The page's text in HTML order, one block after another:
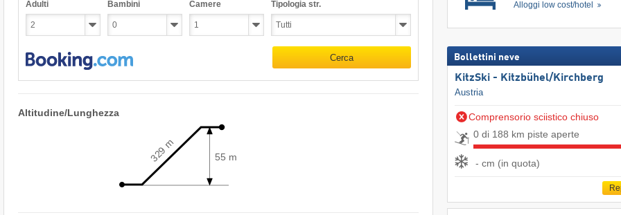
Adulti Bambini Camere Tipologia str.
Cerca
Altitudine/Lunghezza
55 m
329 m
Alloggi low cost/hotel
Bollettini neve
KitzSki - Kitzbühel/​Kirchberg
Austria
Comprensorio sciistico chiuso
0 di 188 km piste aperte
- cm (in quota)